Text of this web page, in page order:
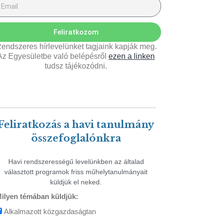
Feliratkozom
hírlevelünket tagjaink kapják meg.
Egyesületbe való belépésről ezen a linken
tudsz tájékozódni.
a havi tanulmány
összefoglalónkra
Havi rendszerességű levelünkben az általad
választott programok friss műhelytanulmányait
küldjük el neked.
témában küldjük:
Alkalmazott közgazdaságtan